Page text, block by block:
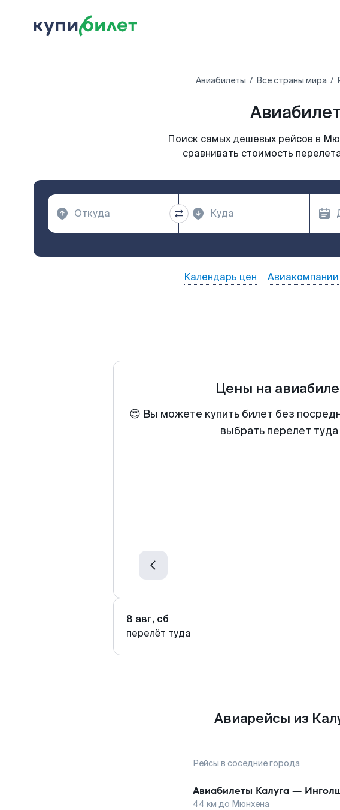
Авиабилеты Все страны мира
Поиск самых дешевых рейсов в
сравнивать стоимость
Календарь цен Авиакомпании
Цены на
😍 Вы можете купить билет без
выбрать перелет
8 авг, сб
перелёт туда
Авиарейсы из
Рейсы в соседние города
Авиабилеты Калуга —
44 км до Мюнхена